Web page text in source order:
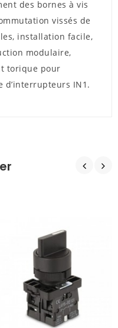
des bornes à vis
vissés de
installation facile,
modulaire,
torique pour
d’interrupteurs IN1.